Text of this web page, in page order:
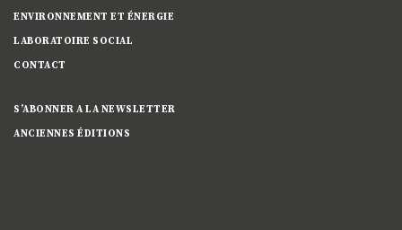
ENVIRONNEMENT ET ÉNERGIE
LABORATOIRE SOCIAL
CONTACT
S’ABONNER A LA NEWSLETTER
ANCIENNES ÉDITIONS